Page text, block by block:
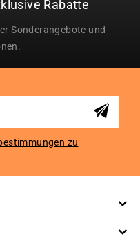
Rabatte
Sonderangebote und
zu